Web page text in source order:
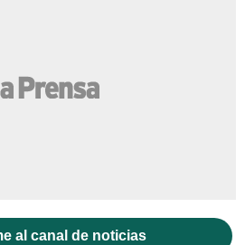
al canal de noticias